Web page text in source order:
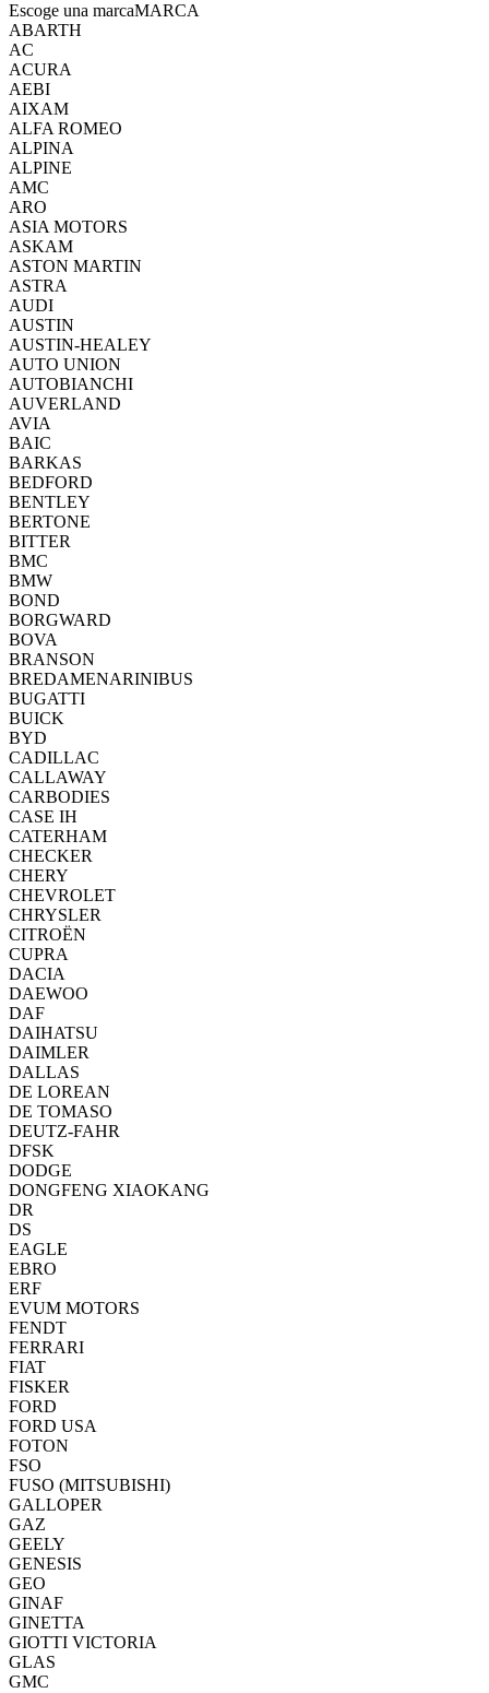
Escoge una marcaMARCA
ABARTH
AC
ACURA
AEBI
AIXAM
ALFA ROMEO
ALPINA
ALPINE
AMC
ARO
ASIA MOTORS
ASKAM
ASTON MARTIN
ASTRA
AUDI
AUSTIN
AUSTIN-HEALEY
AUTO UNION
AUTOBIANCHI
AUVERLAND
AVIA
BAIC
BARKAS
BEDFORD
BENTLEY
BERTONE
BITTER
BMC
BMW
BOND
BORGWARD
BOVA
BRANSON
BREDAMENARINIBUS
BUGATTI
BUICK
BYD
CADILLAC
CALLAWAY
CARBODIES
CASE IH
CATERHAM
CHECKER
CHERY
CHEVROLET
CHRYSLER
CITROËN
CUPRA
DACIA
DAEWOO
DAF
DAIHATSU
DAIMLER
DALLAS
DE LOREAN
DE TOMASO
DEUTZ-FAHR
DFSK
DODGE
DONGFENG XIAOKANG
DR
DS
EAGLE
EBRO
ERF
EVUM MOTORS
FENDT
FERRARI
FIAT
FISKER
FORD
FORD USA
FOTON
FSO
FUSO (MITSUBISHI)
GALLOPER
GAZ
GEELY
GENESIS
GEO
GINAF
GINETTA
GIOTTI VICTORIA
GLAS
GMC